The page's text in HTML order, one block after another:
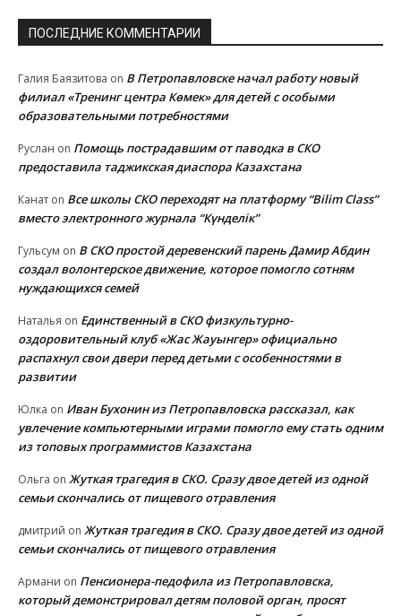
ПОСЛЕДНИЕ КОММЕНТАРИИ
Галия Баязитова on В Петропавловске начал работу новый
филиал «Тренинг центра Көмек» для детей с особыми
образовательными потребностями
Руслан on Помощь пострадавшим от паводка в СКО
предоставила таджикская диаспора Казахстана
Канат on Все школы СКО переходят на платформу “Bilim Class”
вместо электронного журнала “Күнделік”
Гульсум on В СКО простой деревенский парень Дамир Абдин
создал волонтерское движение, которое помогло сотням
нуждающихся семей
Наталья on Единственный в СКО физкультурно-
оздоровительный клуб «Жас Жауынгер» официально
распахнул свои двери перед детьми с особенностями в
развитии
Юлка on Иван Бухонин из Петропавловска рассказал, как
увлечение компьютерными играми помогло ему стать одним
из топовых программистов Казахстана
Ольга on Жуткая трагедия в СКО. Сразу двое детей из одной
семьи скончались от пищевого отравления
дмитрий on Жуткая трагедия в СКО. Сразу двое детей из одной
семьи скончались от пищевого отравления
Армани on Пенсионера-педофила из Петропавловска,
который демонстрировал детям половой орган, просят